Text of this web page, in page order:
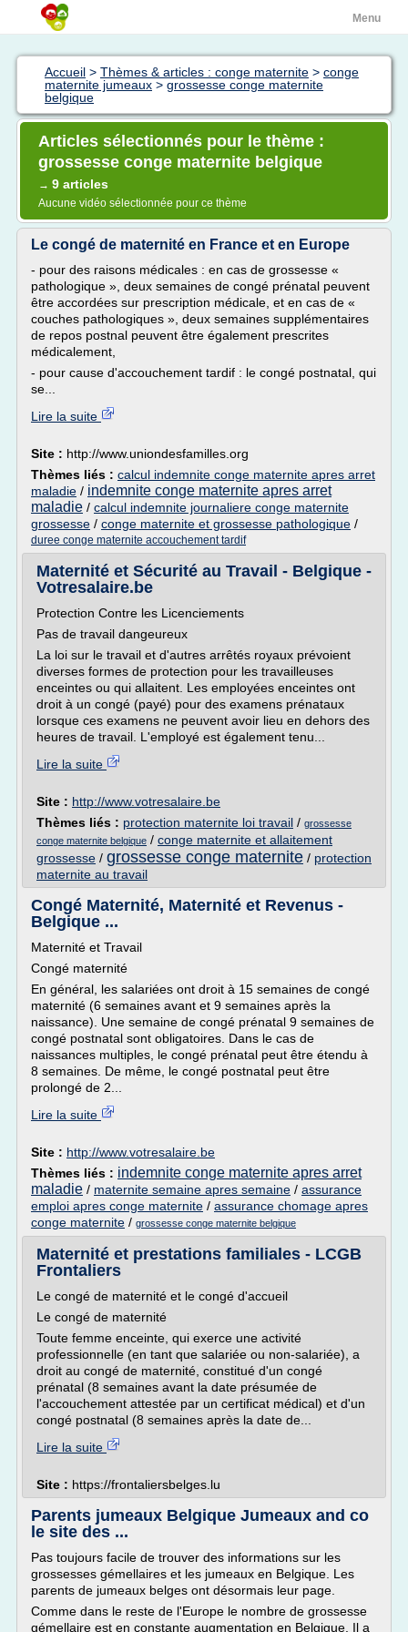
Menu
Accueil > Thèmes & articles : conge maternite > conge
maternite jumeaux > grossesse conge maternite
belgique
Articles sélectionnés pour le thème :
grossesse conge maternite belgique
→ 9 articles
Aucune vidéo sélectionnée pour ce thème
Le congé de maternité en France et en Europe
- pour des raisons médicales : en cas de grossesse «
pathologique », deux semaines de congé prénatal peuvent
être accordées sur prescription médicale, et en cas de «
couches pathologiques », deux semaines supplémentaires
de repos postnal peuvent être également prescrites
médicalement,
- pour cause d'accouchement tardif : le congé postnatal, qui
se...
Lire la suite
Site : http://www.uniondesfamilles.org
Thèmes liés : calcul indemnite conge maternite apres arret
maladie / indemnite conge maternite apres arret
maladie / calcul indemnite journaliere conge maternite
grossesse / conge maternite et grossesse pathologique /
duree conge maternite accouchement tardif
Maternité et Sécurité au Travail - Belgique -
Votresalaire.be
Protection Contre les Licenciements
Pas de travail dangeureux
La loi sur le travail et d'autres arrêtés royaux prévoient
diverses formes de protection pour les travailleuses
enceintes ou qui allaitent. Les employées enceintes ont
droit à un congé (payé) pour des examens prénataux
lorsque ces examens ne peuvent avoir lieu en dehors des
heures de travail. L'employé est également tenu...
Lire la suite
Site : http://www.votresalaire.be
Thèmes liés : protection maternite loi travail / grossesse
conge maternite belgique / conge maternite et allaitement
grossesse / grossesse conge maternite / protection
maternite au travail
Congé Maternité, Maternité et Revenus -
Belgique ...
Maternité et Travail
Congé maternité
En général, les salariées ont droit à 15 semaines de congé
maternité (6 semaines avant et 9 semaines après la
naissance). Une semaine de congé prénatal 9 semaines de
congé postnatal sont obligatoires. Dans le cas de
naissances multiples, le congé prénatal peut être étendu à
8 semaines. De même, le congé postnatal peut être
prolongé de 2...
Lire la suite
Site : http://www.votresalaire.be
Thèmes liés : indemnite conge maternite apres arret
maladie / maternite semaine apres semaine / assurance
emploi apres conge maternite / assurance chomage apres
conge maternite / grossesse conge maternite belgique
Maternité et prestations familiales - LCGB
Frontaliers
Le congé de maternité et le congé d'accueil
Le congé de maternité
Toute femme enceinte, qui exerce une activité
professionnelle (en tant que salariée ou non-salariée), a
droit au congé de maternité, constitué d'un congé
prénatal (8 semaines avant la date présumée de
l'accouchement attestée par un certificat médical) et d'un
congé postnatal (8 semaines après la date de...
Lire la suite
Site : https://frontaliersbelges.lu
Parents jumeaux Belgique Jumeaux and co
le site des ...
Pas toujours facile de trouver des informations sur les
grossesses gémellaires et les jumeaux en Belgique. Les
parents de jumeaux belges ont désormais leur page.
Comme dans le reste de l'Europe le nombre de grossesse
gémellaire est en constante augmentation en Belgique. Il a